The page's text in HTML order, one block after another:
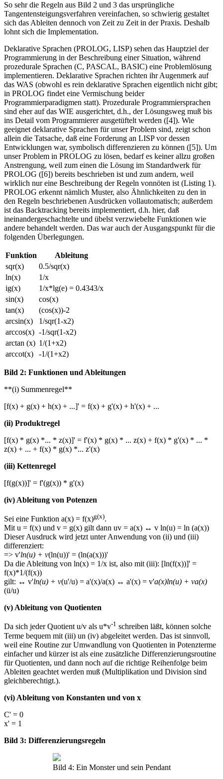
So sehr die Regeln aus Bild 2 und 3 das ursprüngliche
Tangentensteigungsverfahren vereinfachen, so schwierig gestaltet
sich das Ableiten dennoch von Zeit zu Zeit in der Praxis. Deshalb
lohnt sich die Implementation.
Deklarative Sprachen (PROLOG, LISP) sehen das Hauptziel der
Programmierung in der Beschreibung einer Situation, während
prozedurale Sprachen (C, PASCAL, BASIC) eine Problemlösung
implementieren. Deklarative Sprachen richten ihr Augenmerk auf
das WAS (obwohl es rein deklarative Sprachen eigentlich nicht gibt;
in PROLOG findet eine Vermischung beider
Programmierparadigmen statt). Prozedurale Programmiersprachen
sind eher auf das WIE ausgerichtet, d.h., der Lösungsweg muß bis
ins Detail vom Programmierer ausgetüftelt werden ([4]). Wie
geeignet deklarative Sprachen für unser Problem sind, zeigt schon
allein die Tatsache, daß eine Forderung an LISP vor dessen
Entwicklungen war, symbolisch differenzieren zu können ([5]). Um
unser Problem in PROLOG zu lösen, bedarf es keiner allzu großen
Anstrengung, weil zum einen die Lösung im Standardwerk für
PROLOG ([6]) bereits beschrieben ist und zum andern, weil
wirklich nur eine Beschreibung der Regeln vonnöten ist (Listing 1).
PROLOG erkennt nämlich Muster, also Ähnlichkeiten zu den in
den Regeln beschriebenen Ausdrücken vollautomatisch; außerdem
ist das Backtracking bereits implementiert, d.h. hier, daß
ineinandergeschachtelte und übelst verzwiebelte Funktionen wie
andere behandelt werden. Das war auch der Ausgangspunkt für die
folgenden Überlegungen.
Funktion
Ableitung
sqr(x)
0.5/sqr(x)
ln(x)
1/x
ig(x)
1/x*lg(e) = 0.4343/x
sin(x)
cos(x)
tan(x)
(cos(x))-2
arcsin(x)
1/sqr(1-x2)
arccos(x) -1/sqr(1-x2)
arctan (x) 1/(1+x2)
arccot(x)
-1/(1+x2)
Bild 2: Funktionen und Ableitungen
**(i) Summenregel**
[f(x) + g(x) + h(x) + ...]' = f(x) + g'(x) + h'(x) + ...
(ii) Produktregel
[f(x) * g(x) *... * z(x)]' = f'(x) * g(x) * ... z(x) + f(x) * g'(x) * ... *
z(x) + ... + f(x) * g(x) *... z'(x)
(iii) Kettenregel
[f(g(x))]' = f'(g(x)) * g'(x)
(iv) Ableitung von Potenzen
Sei eine Funktion a(x) = f(x)g(x).
Mit u = f(x) und v = g(x) gilt dann uv = a(x) ↔ v ln(u) = ln (a(x))
Dieser Ausdruck wird jetzt unter Anwendung von (ii) und (iii)
differenziert:
=> v'ln(u) + v(ln(u))' = (ln(a(x)))'
Da die Ableitung von ln(x) = 1/x ist, also mit (iii): [ln(f(x))]' =
f(x)*1/(f(x))
gilt: ↔ v'ln(u) + v(u'/u) = a'(x)/a(x) ↔ a'(x) = v'a(x)ln(u) + va(x)
(ü/u)
(v) Ableitung von Quotienten
Da sich jeder Quotient u/v als u*v-1 schreiben läßt, können solche
Terme bequem mit (iii) un (iv) abgeleitet werden. Das ist sinnvoll,
weil eine Routine zur Umwandlung von Quotienten in Potenzterme
einfacher und kürzer ist als eine zusätzliche Differenzierungsroutine
für Quotienten, und dann noch auf die richtige Reihenfolge beim
Ableiten geachtet werden muß (Multiplikation und Division sind
gleichberechtigt.).
(vi) Ableitung von Konstanten und von x
C' = 0
x' = 1
Bild 3: Differenzierungsregeln
Bild 4: Ein Monster und sein Pendant